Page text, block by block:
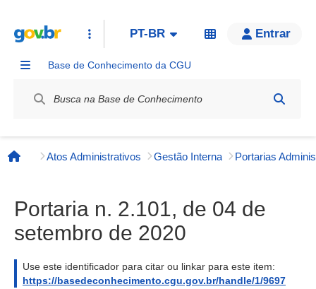
PT-BR Entrar
Base de Conhecimento da CGU
Página inicial
Atos Administrativos Gestão Interna
Portaria n. 2.101, de 04 de
setembro de 2020
Use este identificador para citar ou linkar para este item:
https://basedeconhecimento.cgu.gov.br/handle/1/9697